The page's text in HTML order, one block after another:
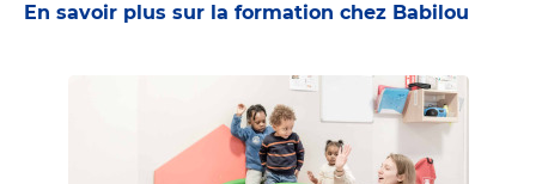
En savoir plus sur la formation chez Babilou